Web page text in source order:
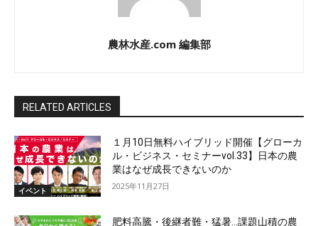
農林水産.com 編集部
RELATED ARTICLES
イベント
１月10日無料ハイブリッド開催【グローカ
ル・ビジネス・セミナーvol.33】日本の農
業はなぜ成長できないのか
2025年11月27日
肥料高騰・後継者難・猛暑…課題山積の農